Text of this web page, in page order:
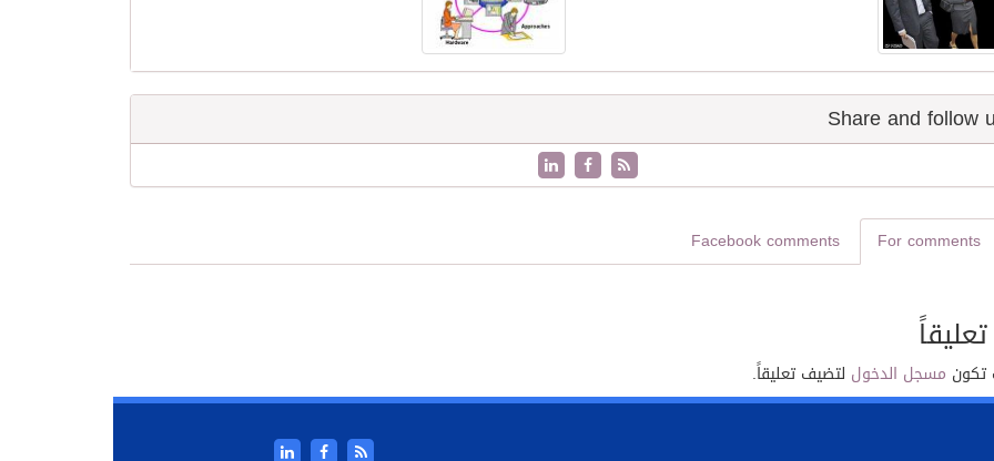
For comments
Facebook comments
تكون مسجل الدخول لتضيف تعليقاً.